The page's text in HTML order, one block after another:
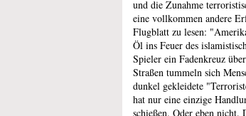
und die Zunahme
eine vollkommen andere
Flugblatt zu lesen:
Öl ins Feuer des
Spieler ein Fadenkreuz
Straßen tummeln sich
dunkel gekleidete
hat nur eine einzige
schießen. Oder eben nicht.